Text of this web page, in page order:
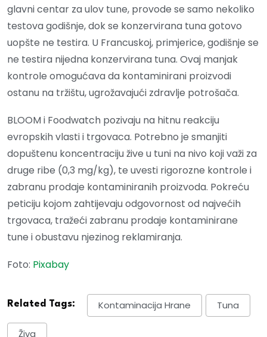
glavni centar za ulov tune, provode se samo nekoliko
testova godišnje, dok se konzervirana tuna gotovo
uopšte ne testira. U Francuskoj, primjerice, godišnje se
ne testira nijedna konzervirana tuna. Ovaj manjak
kontrole omogućava da kontaminirani proizvodi
ostanu na tržištu, ugrožavajući zdravlje potrošača.
BLOOM i Foodwatch pozivaju na hitnu reakciju
evropskih vlasti i trgovaca. Potrebno je smanjiti
dopuštenu koncentraciju žive u tuni na nivo koji važi za
druge ribe (0,3 mg/kg), te uvesti rigorozne kontrole i
zabranu prodaje kontaminiranih proizvoda. Pokreću
peticiju kojom zahtijevaju odgovornost od najvećih
trgovaca, tražeći zabranu prodaje kontaminirane
tune i obustavu njezinog reklamiranja.
Foto: Pixabay
Related Tags: Kontaminacija Hrane Tuna
Živa